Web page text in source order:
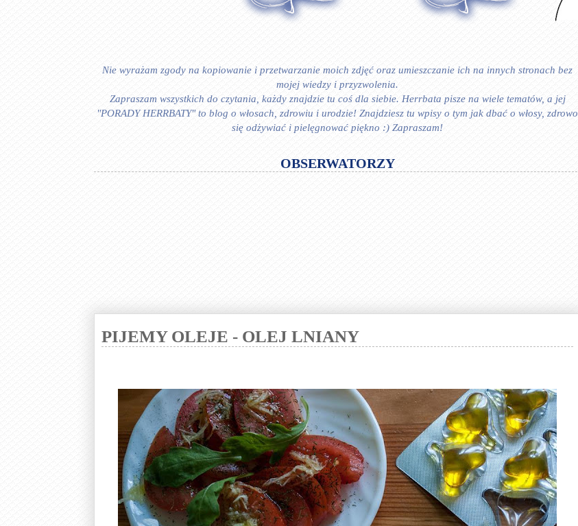
Nie wyrażam zgody na kopiowanie i przetwarzanie moich zdjęć oraz umieszczanie ich na innych stronach bez
mojej wiedzy i przyzwolenia.
Zapraszam wszystkich do czytania, każdy znajdzie tu coś dla siebie. Herrbata pisze na wiele tematów, a jej
"PORADY HERRBATY" to blog o włosach, zdrowiu i urodzie! Znajdziesz tu wpisy o tym jak dbać o włosy, zdrowo
się odżywiać i pielęgnować piękno :) Zapraszam!
OBSERWATORZY
PIJEMY OLEJE - OLEJ LNIANY